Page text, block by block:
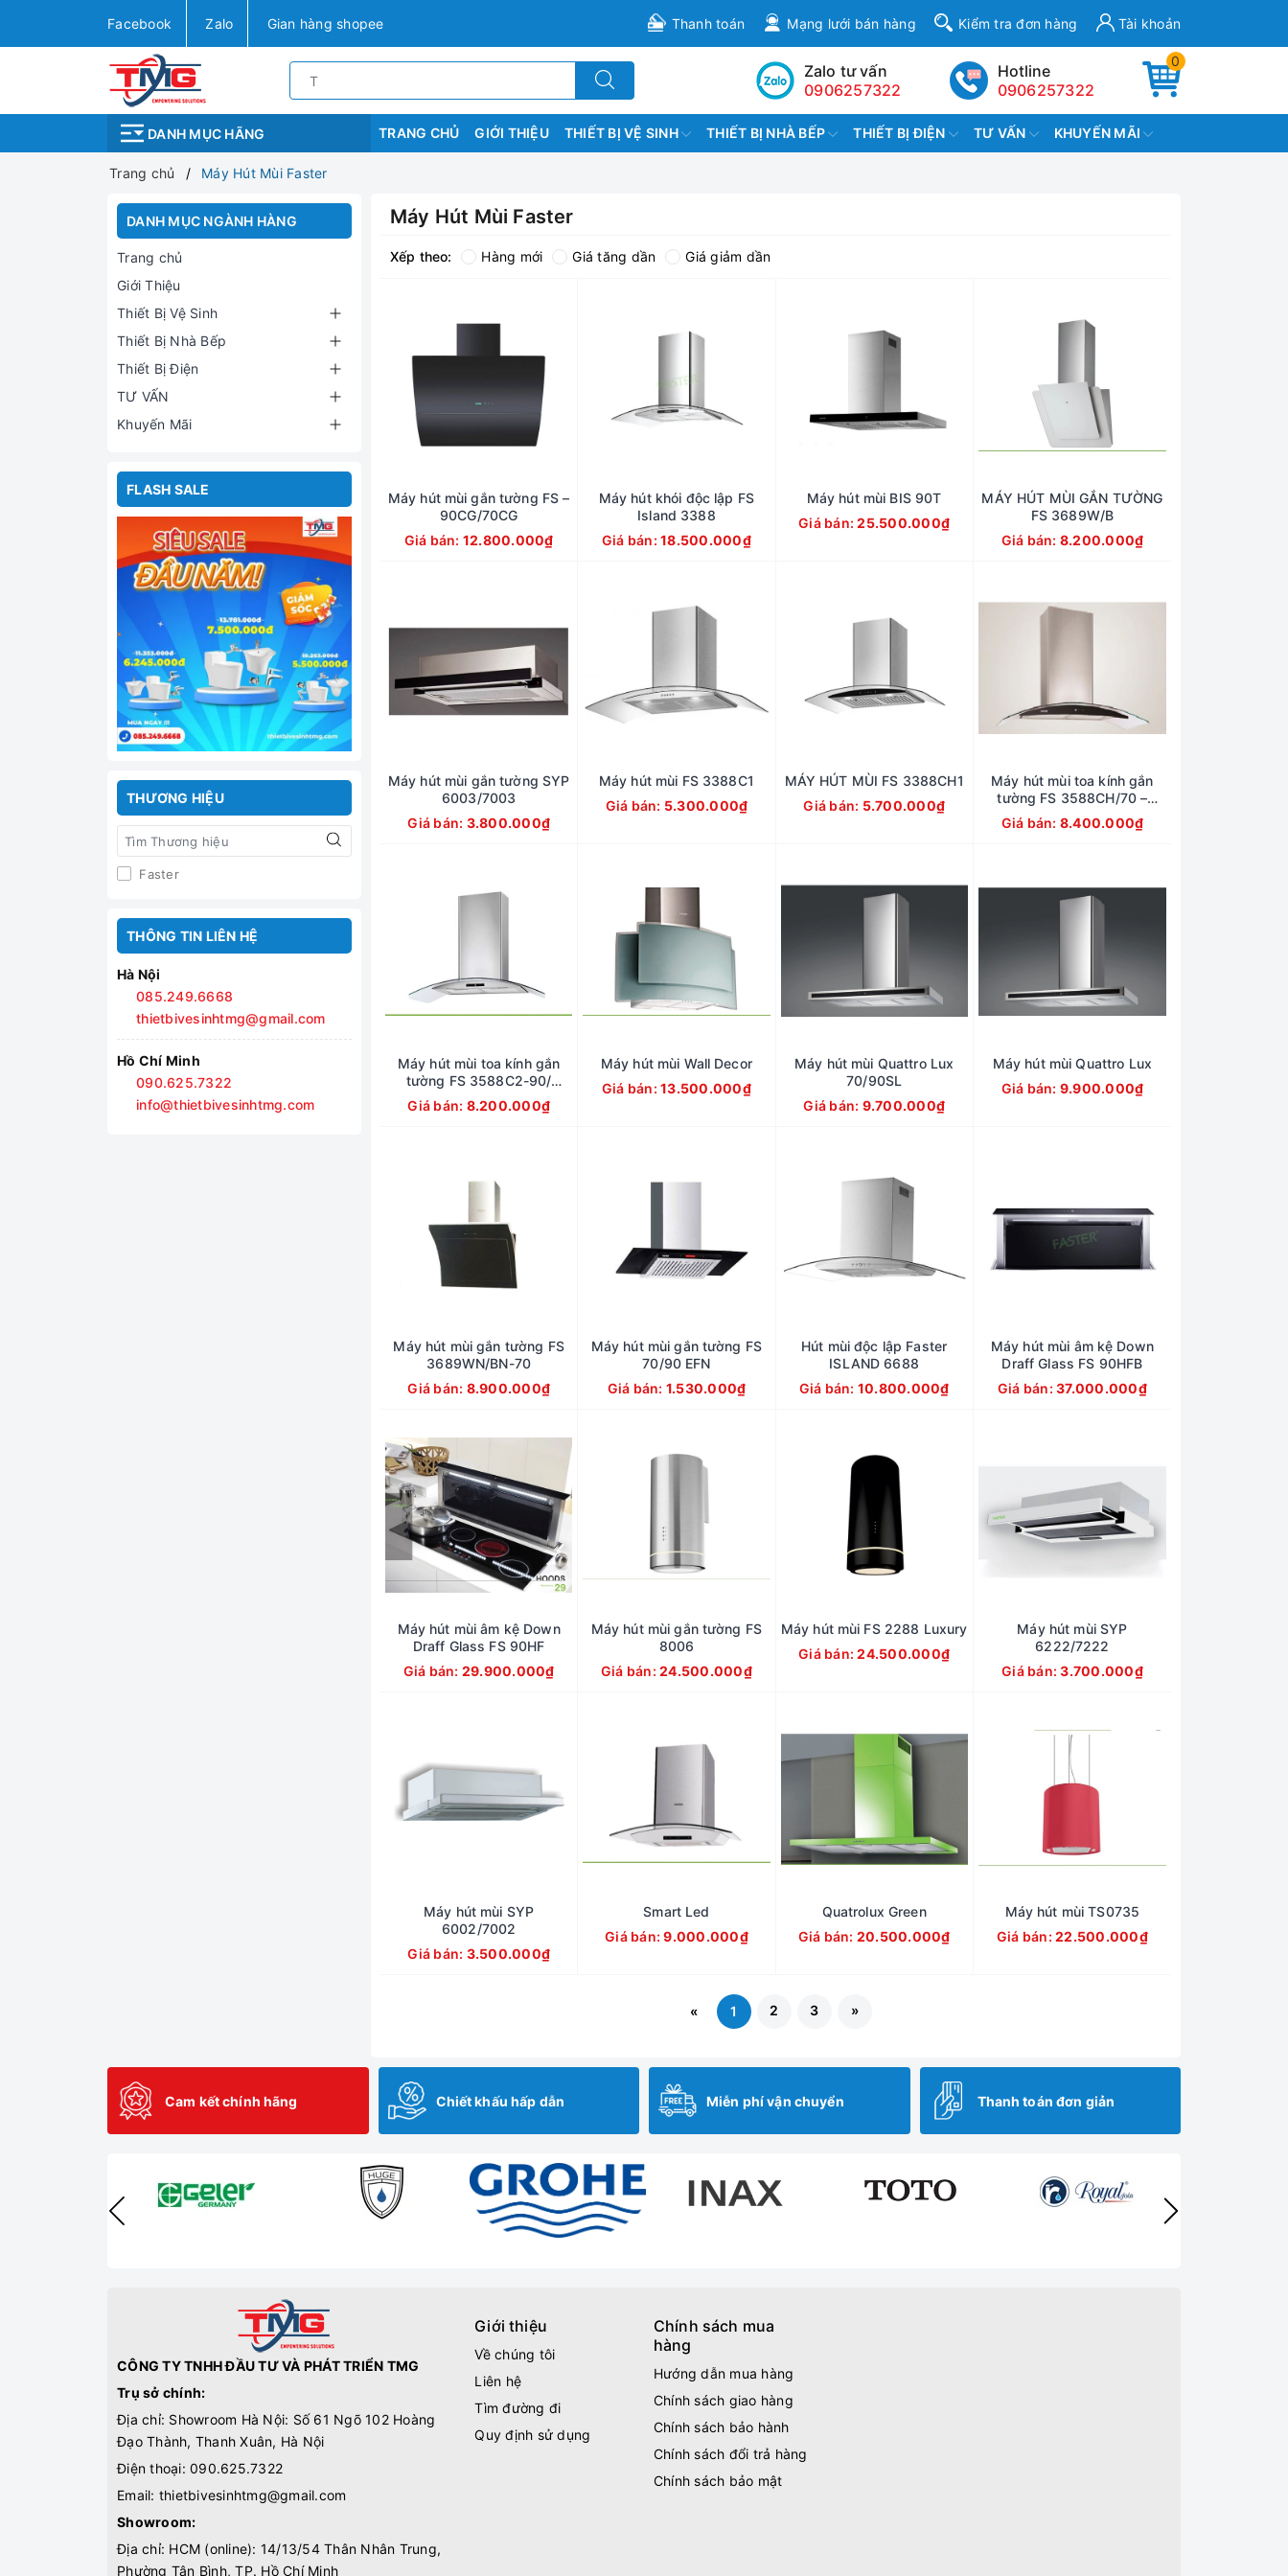
Facebook Zalo Gian hàng shopee Thanh toán Mạng lưới bán hàng Kiểm tra đơn hàng Tài khoản
0
Hotline
0906257322
Zalo tư vấn
0906257322
DANH MỤC HÃNG TRANG CHỦ GIỚI THIỆU THIẾT BỊ VỆ SINH THIẾT BỊ NHÀ BẾP THIẾT BỊ ĐIỆN TƯ VẤN KHUYẾN MÃI
Trang chủ Máy Hút Mùi Faster
DANH MỤC NGÀNH HÀNG
Trang chủ
Giới Thiệu
Thiết Bị Vệ Sinh
Thiết Bị Nhà Bếp
Thiết Bị Điện
TƯ VẤN
Khuyến Mãi
FLASH SALE
THƯƠNG HIỆU
Faster
THÔNG TIN LIÊN HỆ
Hà Nội
085.249.6668
thietbivesinhtmg@gmail.com
Hồ Chí Minh
090.625.7322
info@thietbivesinhtmg.com
Máy Hút Mùi Faster
Xếp theo: Hàng mới Giá tăng dần Giá giảm dần
Máy hút mùi gắn tường FS –
90CG/70CG
Giá bán: 12.800.000₫
Máy hút khói độc lập FS
Island 3388
Giá bán:18.500.000₫
Máy hút mùi BIS 90T
Giá bán:25.500.000₫
MÁY HÚT MÙI GẮN TƯỜNG
FS 3689W/B
Giá bán: 8.200.000₫
Máy hút mùi gắn tường SYP
6003/7003
Giá bán: 3.800.000₫
Máy hút mùi FS 3388C1
Giá bán: 5.300.000₫
MÁY HÚT MÙI FS 3388CH1
Giá bán: 5.700.000₫
Máy hút mùi toa kính gắn
tường FS 3588CH/70 –
FS3588CH/90
Giá bán: 8.400.000₫
Máy hút mùi toa kính gắn
tường FS 3588C2-90/
FS3588C2-70
Giá bán: 8.200.000₫
Máy hút mùi Wall Decor
Giá bán:13.500.000₫
Máy hút mùi Quattro Lux
70/90SL
Giá bán: 9.700.000₫
Máy hút mùi Quattro Lux
Giá bán: 9.900.000₫
Máy hút mùi gắn tường FS
3689WN/BN-70
Giá bán: 8.900.000₫
Máy hút mùi gắn tường FS
70/90 EFN
Giá bán: 1.530.000₫
Hút mùi độc lập Faster
ISLAND 6688
Giá bán: 10.800.000₫
Máy hút mùi âm kệ Down
Draff Glass FS 90HFB
Giá bán:37.000.000₫
Máy hút mùi âm kệ Down
Draff Glass FS 90HF
Giá bán: 29.900.000₫
Máy hút mùi gắn tường FS
8006
Giá bán:24.500.000₫
Máy hút mùi FS 2288 Luxury
Giá bán:24.500.000₫
Máy hút mùi SYP
6222/7222
Giá bán:3.700.000₫
Máy hút mùi SYP
6002/7002
Giá bán: 3.500.000₫
Smart Led
Giá bán:9.000.000₫
Quatrolux Green
Giá bán: 20.500.000₫
Máy hút mùi TS0735
Giá bán:22.500.000₫
« 1 2 3 »
Cam kết chính hãng Chiết khấu hấp dẫn Miễn phí vận chuyển Thanh toán đơn giản
CÔNG TY TNHH ĐẦU TƯ VÀ PHÁT TRIỂN TMG
Trụ sở chính:
Địa chỉ: Showroom Hà Nội: Số 61 Ngõ 102 Hoàng
Đạo Thành, Thanh Xuân, Hà Nội
Điện thoại: 090.625.7322
Email: thietbivesinhtmg@gmail.com
Showroom:
Địa chỉ: HCM (online): 14/13/54 Thân Nhân Trung,
Phường Tân Bình, TP. Hồ Chí Minh
Giới thiệu
Về chúng tôi
Liên hệ
Tìm đường đi
Quy định sử dụng
Chính sách mua
hàng
Hướng dẫn mua hàng
Chính sách giao hàng
Chính sách bảo hành
Chính sách đổi trả hàng
Chính sách bảo mật